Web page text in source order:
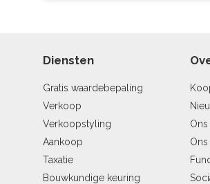
Diensten
Gratis waardebepaling
Verkoop
Verkoopstyling
Aankoop
Taxatie
Bouwkundige keuring